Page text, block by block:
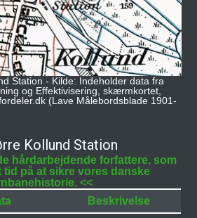
Station - Kilde: Indeholder data fra
og Effektivisering, skærmkortet,
(Lave Målebordsblade 1901-
Kollund Station
hårdarbejdende forfattere, som
tid på at sikre vores danske
<<
Beskrivelse